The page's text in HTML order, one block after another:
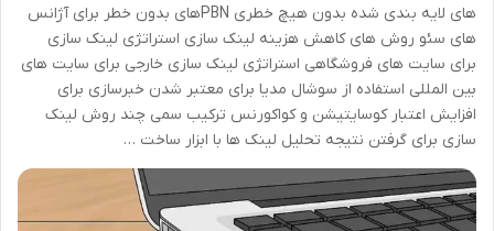
های لایه بندی شده بدون هیچ خطری PBNهای بدون خطر برای آژانس
های سئو روش های کاهش هزینه لینک سازی استراتژی لینک سازی
برای سایت های فروشگاهی استراتژی لینک سازی خارجی برای سایت های
بین المللی استفاده از سوشال مدیا برای معتبر شدن خبرسازی برای
افزایش اعتبار کوسایتیشن و کواکورنس ترکیب سمی چند روش لینک
سازی برای گرفتن نتیجه تحلیل لینک ها با ابزار ساخت …